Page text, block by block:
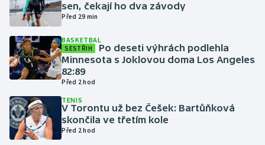
Judo
Krasobruslení
Lezení
Lyže a snowboard
Moderní pětiboj
sen, čekají ho dva závody
Před 29 min
BASKETBAL
SESTŘIH
Po deseti výhrách podlehla
Minnesota s Joklovou doma Los Angeles
82:89
Před 2 hod
TENIS
V Torontu už bez Češek: Bartůňková
skončila ve třetím kole
Před 2 hod